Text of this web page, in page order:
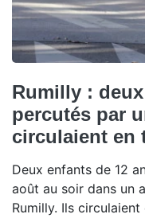
Rumilly :
percutés par
circulaient en
Deux enfants de 12
août au soir dans un
Rumilly. Ils